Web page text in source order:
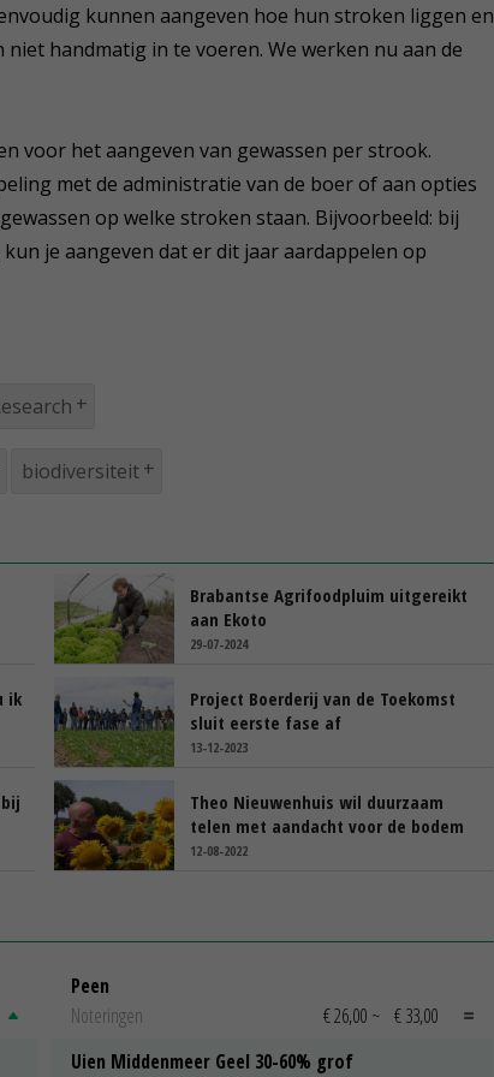
kunnen aangeven hoe hun stroken liggen en
handmatig in te voeren. We werken nu aan de
voor het aangeven van gewassen per strook.
met de administratie van de boer of aan opties
op welke stroken staan. Bijvoorbeeld: bij
je aangeven dat er dit jaar aardappelen op
biodiversiteit
Brabantse Agrifoodpluim uitgereikt
aan Ekoto
29-07-2024
ik
Project Boerderij van de Toekomst
sluit eerste fase af
13-12-2023
Theo Nieuwenhuis wil duurzaam
telen met aandacht voor de bodem
12-08-2022
Peen
Noteringen
€ 26,00 ~ € 33,00
Uien Middenmeer Geel 30-60% grof